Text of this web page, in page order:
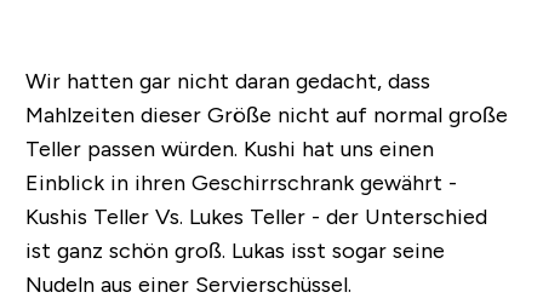
Wir hatten gar nicht daran gedacht, dass
Mahlzeiten dieser Größe nicht auf normal große
Teller passen würden. Kushi hat uns einen
Einblick in ihren Geschirrschrank gewährt -
Kushis Teller Vs. Lukes Teller - der Unterschied
ist ganz schön groß. Lukas isst sogar seine
Nudeln aus einer Servierschüssel.